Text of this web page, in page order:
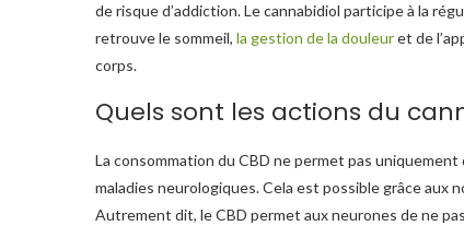
de risque d’addiction. Le cannabidiol participe à la
retrouve le sommeil, la gestion de la douleuret de
corps.
Quels sont les actions du
La consommation du CBD ne permet pas
maladies neurologiques. Cela est possible grâce
Autrement dit, le CBD permet aux neurones de ne